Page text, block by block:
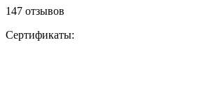
147 отзывов
Сертификаты: